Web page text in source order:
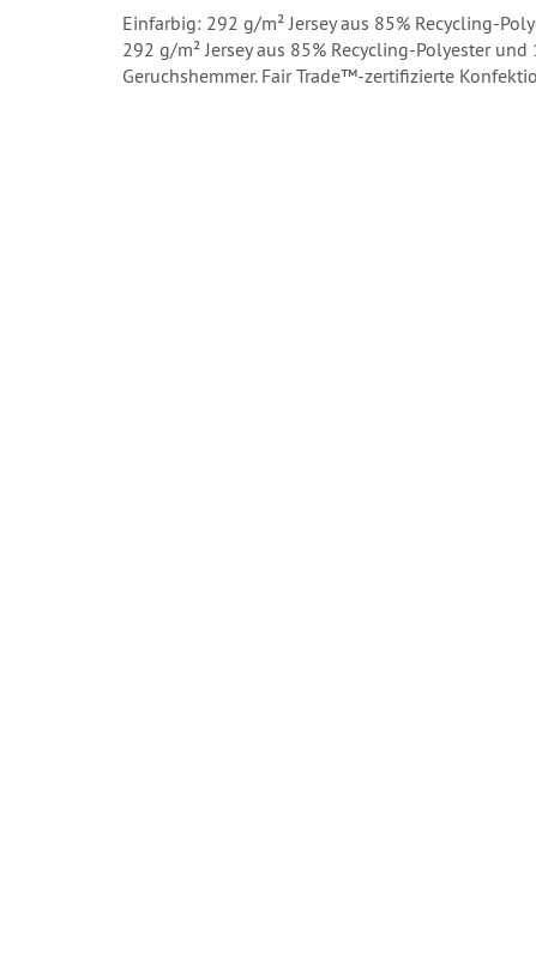
Einfarbig: 292 g/m² Jersey aus 85% Recycling-
292 g/m² Jersey aus 85% Recycling-Polyester
Geruchshemmer. Fair Trade™-zertifizierte